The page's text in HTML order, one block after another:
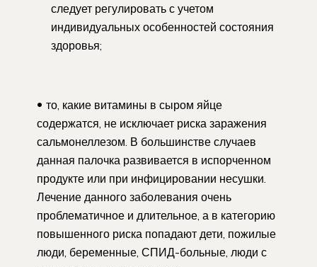
следует регулировать с учетом
индивидуальных особенностей состояния
здоровья;
то, какие витамины в сыром яйце
содержатся, не исключает риска заражения
сальмонеллезом. В большинстве случаев
данная палочка развивается в испорченном
продукте или при инфицировании несушки.
Лечение данного заболевания очень
проблематичное и длительное, а в категорию
повышенного риска попадают дети, пожилые
люди, беременные, СПИД-больные, люди с